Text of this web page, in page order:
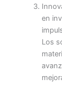
en
Los